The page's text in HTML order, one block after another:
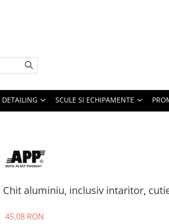
DETAILING SCULE SI ECHIPAMENTE
Chit aluminiu, inclusiv intaritor,
45,08 RON